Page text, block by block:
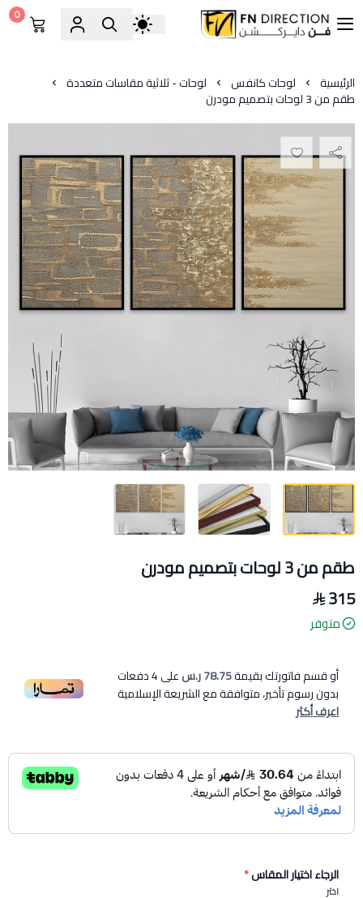
فن دايركشن
0
الرئيسية لوحات كانفس لوحات - ثلاثية مقاسات متعددة
طقم من 3 لوحات بتصميم مودرن
طقم من 3 لوحات بتصميم مودرن
315
متوفر
أو قسم فاتورتك بقيمة78.75 ر.س على4دفعات
بدون رسوم تأخير، متوافقة مع الشريعة الإسلامية
اعرف أكثر
الرجاء اختيار المقاس*
اختر